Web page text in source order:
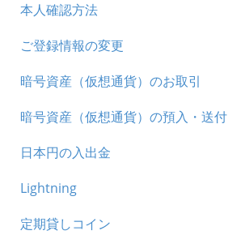
本人確認方法
ご登録情報の変更
暗号資産（仮想通貨）のお取引
暗号資産（仮想通貨）の預入・送付
日本円の入出金
Lightning
定期貸しコイン